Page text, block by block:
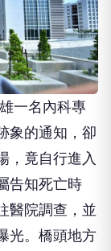
一名內科專
象的通知，卻
，竟自行進入
告知死亡時
院調查，並
光。橋頭地方
，應由具合法